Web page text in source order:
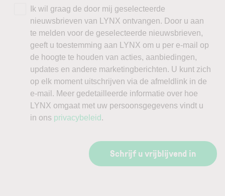
Ik wil graag de door mij geselecteerde
nieuwsbrieven van LYNX ontvangen. Door u aan
te melden voor de geselecteerde nieuwsbrieven,
geeft u toestemming aan LYNX om u per e-mail op
de hoogte te houden van acties, aanbiedingen,
updates en andere marketingberichten. U kunt zich
op elk moment uitschrijven via de afmeldlink in de
e-mail. Meer gedetailleerde informatie over hoe
LYNX omgaat met uw persoonsgegevens vindt u
in ons privacybeleid .
Schrijf u vrijblijvend in